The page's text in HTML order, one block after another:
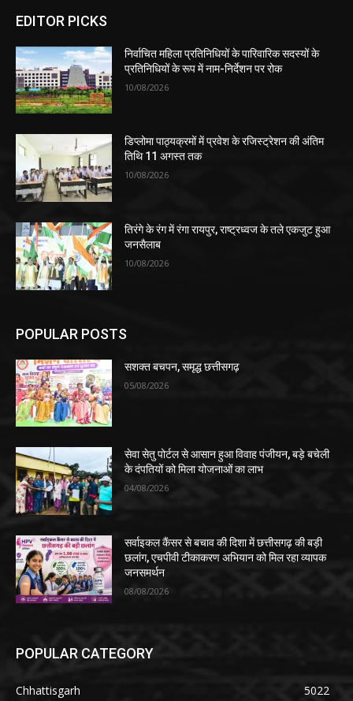
EDITOR PICKS
निर्वाचित महिला प्रतिनिधियों के पारिवारिक सदस्यों के
प्रतिनिधियों के रूप में नाम-निर्देशन पर रोक
10/08/2026
डिप्लोमा पाठ्यक्रमों में प्रवेश के रजिस्ट्रेशन की अंतिम
तिथि 11 अगस्त तक
10/08/2026
तिरंगे के रंग में रंगा रायपुर, राष्ट्रध्वज के तले एकजुट हुआ
जनसैलाब
10/08/2026
POPULAR POSTS
सशक्त बचपन, समृद्ध छत्तीसगढ़
05/08/2026
सेवा सेतु पोर्टल से आसान हुआ विवाह पंजीयन, बड़े बचेली
के दंपतियों को मिला योजनाओं का लाभ
04/08/2026
सर्वाइकल कैंसर से बचाव की दिशा में छत्तीसगढ़ की बड़ी
छलांग, एचपीवी टीकाकरण अभियान को मिल रहा व्यापक
जनसमर्थन
08/08/2026
POPULAR CATEGORY
Chhattisgarh
5022